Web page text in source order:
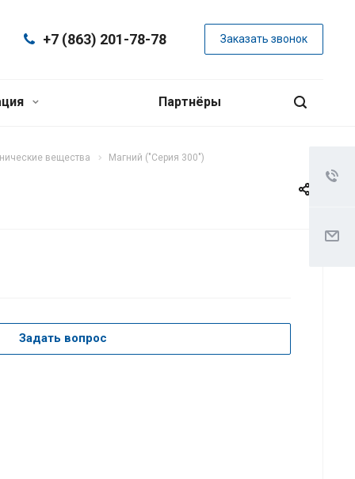
+7 (863) 201-78-78 Заказать звонок
Партнёры
вещества Магний ("Серия 300")
Задать вопрос